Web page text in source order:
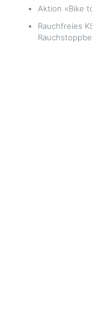
Aktion «Bike
Rauchfreies